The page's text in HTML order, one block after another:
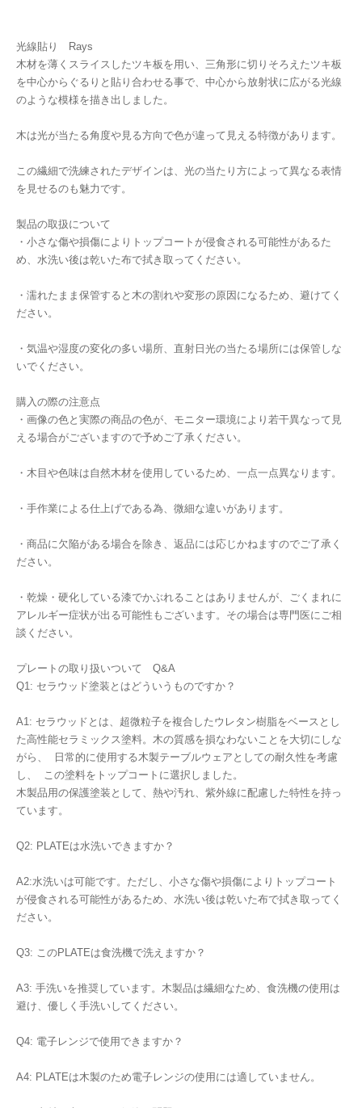
光線貼り Rays
木材を薄くスライスしたツキ板を用い、三角形に切りそろえたツキ板
を中心からぐるりと貼り合わせる事で、中心から放射状に広がる光線
のような模様を描き出しました。
木は光が当たる角度や見る方向で色が違って見える特徴があります。
この繊細で洗練されたデザインは、光の当たり方によって異なる表情
を見せるのも魅力です。
製品の取扱について
・小さな傷や損傷によりトップコートが侵食される可能性があるた
め、水洗い後は乾いた布で拭き取ってください。
・濡れたまま保管すると木の割れや変形の原因になるため、避けてく
ださい。
・気温や湿度の変化の多い場所、直射日光の当たる場所には保管しな
いでください。
購入の際の注意点
・画像の色と実際の商品の色が、モニター環境により若干異なって見
える場合がございますので予めご了承ください。
・木目や色味は自然木材を使用しているため、一点一点異なります。
・手作業による仕上げである為、微細な違いがあります。
・商品に欠陥がある場合を除き、返品には応じかねますのでご了承く
ださい。
・乾燥・硬化している漆でかぶれることはありませんが、ごくまれに
アレルギー症状が出る可能性もございます。その場合は専門医にご相
談ください。
プレートの取り扱いついて Q&A
Q1: セラウッド塗装とはどういうものですか？
A1: セラウッドとは、超微粒子を複合したウレタン樹脂をベースとし
た高性能セラミックス塗料。木の質感を損なわないことを大切にしな
がら、 日常的に使用する木製テーブルウェアとしての耐久性を考慮
し、 この塗料をトップコートに選択しました。
木製品用の保護塗装として、熱や汚れ、紫外線に配慮した特性を持っ
ています。
Q2: PLATEは水洗いできますか？
A2:水洗いは可能です。ただし、小さな傷や損傷によりトップコート
が侵食される可能性があるため、水洗い後は乾いた布で拭き取ってく
ださい。
Q3: このPLATEは食洗機で洗えますか？
A3: 手洗いを推奨しています。木製品は繊細なため、食洗機の使用は
避け、優しく手洗いしてください。
Q4: 電子レンジで使用できますか？
A4: PLATEは木製のため電子レンジの使用には適していません。